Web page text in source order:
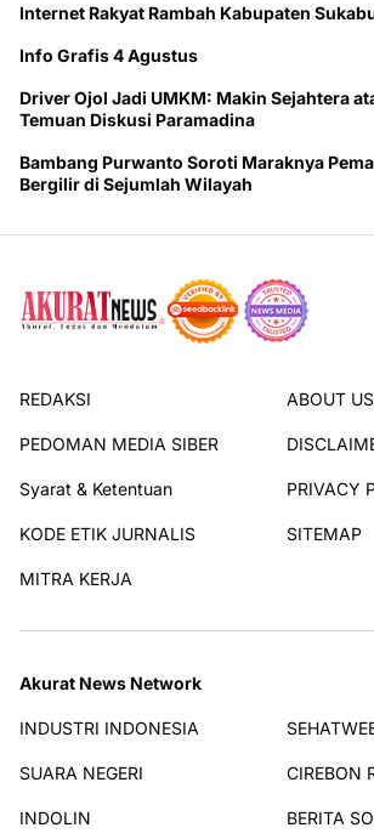
Internet Rakyat Rambah Kabupaten
Info Grafis 4 Agustus
Driver Ojol Jadi UMKM: Makin Sejahtera
Temuan Diskusi Paramadina
Bambang Purwanto Soroti Maraknya
Bergilir di Sejumlah Wilayah
REDAKSI ABOUT US
PEDOMAN MEDIA SIBER
Syarat & Ketentuan PRIVACY
KODE ETIK JURNALIS SITEMAP
MITRA KERJA
Akurat News Network
INDUSTRI INDONESIA
SUARA NEGERI CIREBON
INDOLIN BERITA